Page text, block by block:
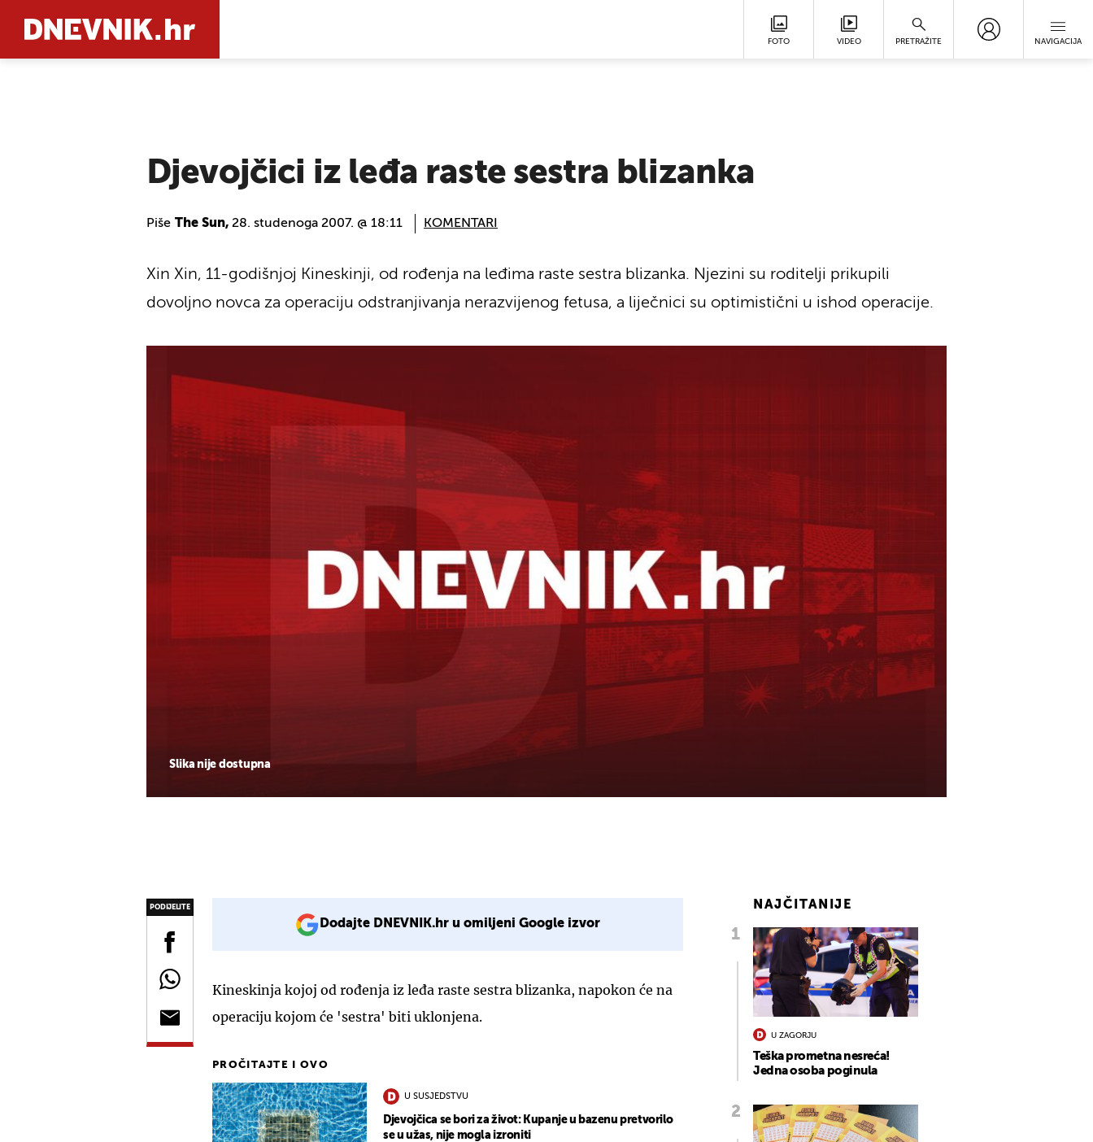
FOTO VIDEO PRETRAŽITE NAVIGACIJA
Djevojčici iz leđa raste sestra blizanka
Piše The Sun, 28. studenoga 2007. @ 18:11 KOMENTARI
Slika nije dostupna
Xin Xin, 11-godišnjoj Kineskinji, od rođenja na leđima raste sestra blizanka. Njezini su roditelji prikupili
dovoljno novca za operaciju odstranjivanja nerazvijenog fetusa, a liječnici su optimistični u ishod operacije.
PODIJELITE
Dodajte DNEVNIK.hr u omiljeni Google izvor
Kineskinja kojoj od rođenja iz leđa raste sestra blizanka, napokon će na
operaciju kojom će 'sestra' biti uklonjena.
PROČITAJTE I OVO
U SUSJEDSTVU
Djevojčica se bori za život: Kupanje u bazenu pretvorilo
se u užas, nije mogla izroniti
NAJČITANIJE
U ZAGORJU
Teška prometna nesreća!
Jedna osoba poginula